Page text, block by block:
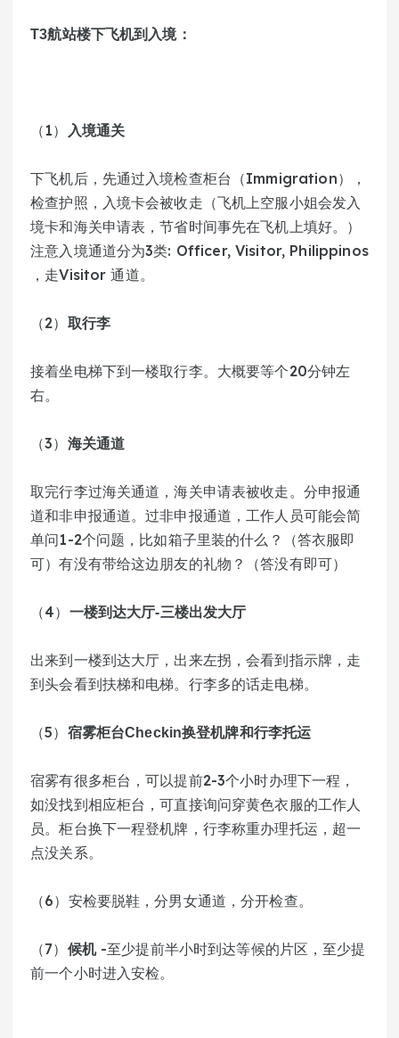
T3航站楼下飞机到入境：
（1） 入境通关
下飞机后，先通过入境检查柜台（Immigration），
检查护照，入境卡会被收走（飞机上空服小姐会发入
境卡和海关申请表，节省时间事先在飞机上填好。）
注意入境通道分为3类: Officer, Visitor, Philippinos
，走Visitor 通道。
（2） 取行李
接着坐电梯下到一楼取行李。大概要等个20分钟左
右。
（3） 海关通道
取完行李过海关通道，海关申请表被收走。分申报通
道和非申报通道。过非申报通道，工作人员可能会简
单问1-2个问题，比如箱子里装的什么？（答衣服即
可）有没有带给这边朋友的礼物？（答没有即可）
（4） 一楼到达大厅-三楼出发大厅
出来到一楼到达大厅，出来左拐，会看到指示牌，走
到头会看到扶梯和电梯。行李多的话走电梯。
（5） 宿雾柜台Checkin换登机牌和行李托运
宿雾有很多柜台，可以提前2-3个小时办理下一程，
如没找到相应柜台，可直接询问穿黄色衣服的工作人
员。柜台换下一程登机牌，行李称重办理托运，超一
点没关系。
（6）安检要脱鞋，分男女通道，分开检查。
（7） 候机 -至少提前半小时到达等候的片区，至少提
前一个小时进入安检。